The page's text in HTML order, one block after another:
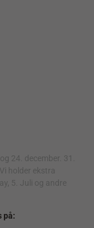
24. december. 31.
holder ekstra
5. Juli og andre
på: